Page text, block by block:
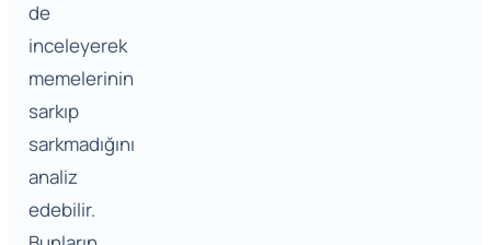
de
inceleyerek
memelerinin
sarkıp
sarkmadığını
analiz
edebilir.